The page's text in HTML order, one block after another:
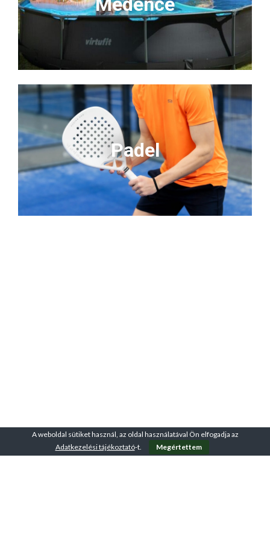
Padel
A weboldal sütiket használ, az oldal használatával Ön elfogadja az
Adatkezelési tájékoztató-t. Megértettem